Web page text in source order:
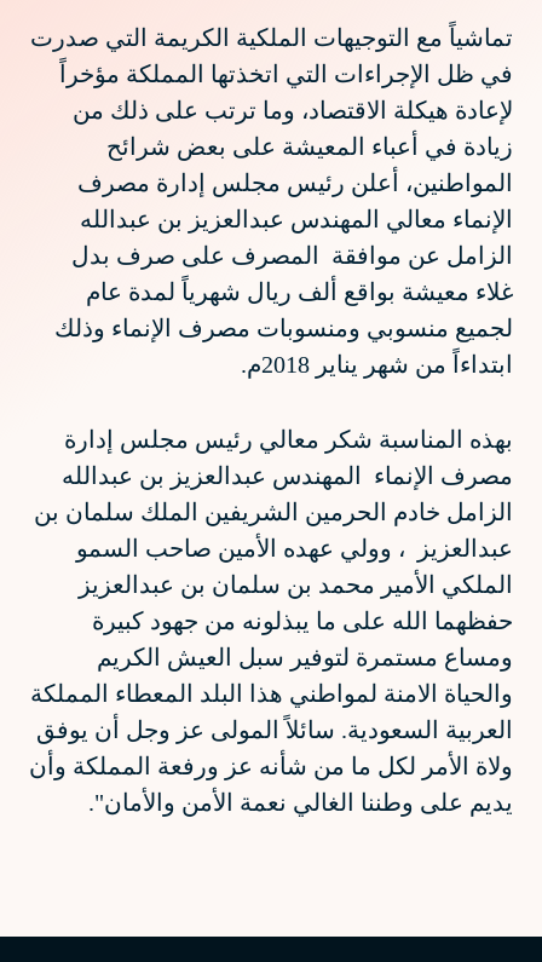
تماشياً مع التوجيهات الملكية الكريمة التي صدرت
في ظل الإجراءات التي اتخذتها المملكة مؤخراً
لإعادة هيكلة الاقتصاد، وما ترتب على ذلك من
زيادة في أعباء المعيشة على بعض شرائح
المواطنين، أعلن رئيس مجلس إدارة مصرف
الإنماء معالي المهندس عبدالعزيز بن عبدالله
الزامل عن موافقة المصرف على صرف بدل
غلاء معيشة بواقع ألف ريال شهرياً لمدة عام
لجميع منسوبي ومنسوبات مصرف الإنماء وذلك
ابتداءاً من شهر يناير 2018م.
بهذه المناسبة شكر معالي رئيس مجلس إدارة
مصرف الإنماء المهندس عبدالعزيز بن عبدالله
الزامل خادم الحرمين الشريفين الملك سلمان بن
عبدالعزيز ، وولي عهده الأمين صاحب السمو
الملكي الأمير محمد بن سلمان بن عبدالعزيز
حفظهما الله على ما يبذلونه من جهود كبيرة
ومساع مستمرة لتوفير سبل العيش الكريم
والحياة الامنة لمواطني هذا البلد المعطاء المملكة
العربية السعودية. سائلاً المولى عز وجل أن يوفق
ولاة الأمر لكل ما من شأنه عز ورفعة المملكة وأن
يديم على وطننا الغالي نعمة الأمن والأمان".